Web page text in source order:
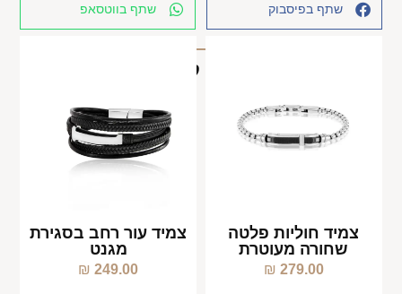
שתף בפיסבוק שתף בווטסאפ
מוצרים קשורים
צמיד חוליות פלטה
שחורה מעוטרת
279.00
₪
צמיד עור רחב בסגירת
מגנט
249.00
₪